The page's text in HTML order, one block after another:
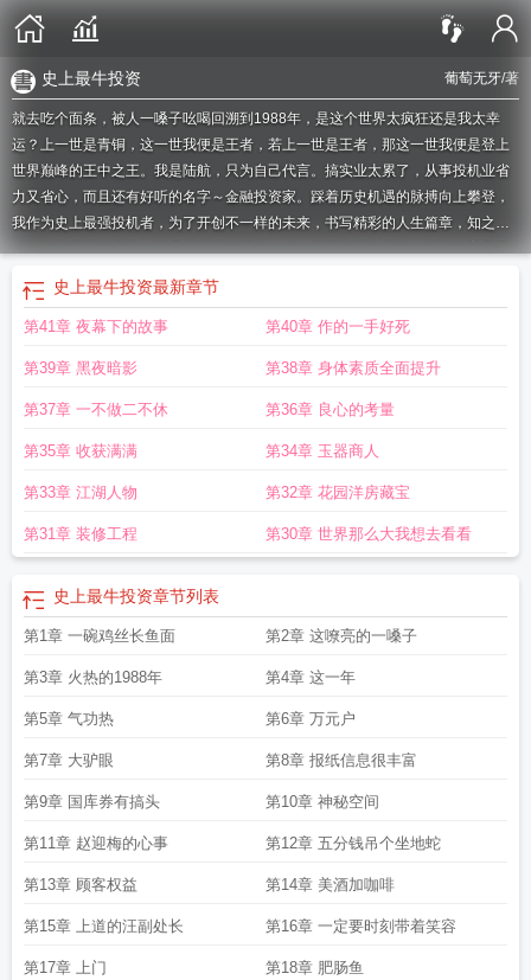
葡萄无牙/著
史上最牛投资
就去吃个面条，被人一嗓子吆喝回溯到1988年，是这个世界太疯狂还是我太幸
运？上一世是青铜，这一世我便是王者，若上一世是王者，那这一世我便是登上
世界巅峰的王中之王。我是陆航，只为自己代言。搞实业太累了，从事投机业省
力又省心，而且还有好听的名字～金融投资家。踩着历史机遇的脉搏向上攀登，
我作为史上最强投机者，为了开创不一样的未来，书写精彩的人生篇章，知之不
倦地致力于投机事业。浪是万万不能浪的，这一辈子都不会浪的。猥琐发育是我
的人生座右铭，当你发现我的真正实力，请捂住嘴，否则绝对会惊掉您的钛合金
假牙。我是陆航，只
横史上最强投资历史上的投机大师 史上最强投机者 葡萄无牙免费阅读全文
师史上最强投机者为啥不更新了 史上最牛投资 史上最强投资者历史最强投手
史上最牛投资最新章节
第41章 夜幕下的故事 第40章 作的一手好死
第39章 黑夜暗影 第38章 身体素质全面提升
第37章 一不做二不休 第36章 良心的考量
第35章 收获满满 第34章 玉器商人
第33章 江湖人物 第32章 花园洋房藏宝
第31章 装修工程 第30章 世界那么大我想去看看
史上最牛投资章节列表
第1章 一碗鸡丝长鱼面 第2章 这嘹亮的一嗓子
第3章 火热的1988年 第4章 这一年
第5章 气功热 第6章 万元户
第7章 大驴眼 第8章 报纸信息很丰富
第9章 国库券有搞头 第10章 神秘空间
第11章 赵迎梅的心事 第12章 五分钱吊个坐地蛇
第13章 顾客权益 第14章 美酒加咖啡
第15章 上道的汪副处长 第16章 一定要时刻带着笑容
第17章 上门 第18章 肥肠鱼